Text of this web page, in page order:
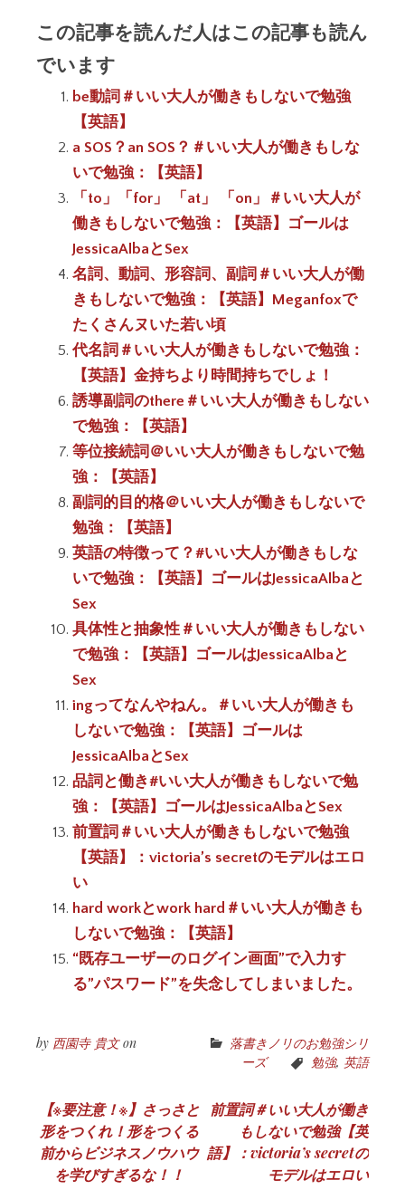
この記事を読んだ人はこの記事も読ん
でいます
be動詞＃いい大人が働きもしないで勉強
【英語】
a SOS？an SOS？＃いい大人が働きもしな
いで勉強：【英語】
「to」「for」 「at」 「on」＃いい大人が
働きもしないで勉強：【英語】ゴールは
JessicaAlbaとSex
名詞、動詞、形容詞、副詞＃いい大人が働
きもしないで勉強：【英語】Meganfoxで
たくさんヌいた若い頃
代名詞＃いい大人が働きもしないで勉強：
【英語】金持ちより時間持ちでしょ！
誘導副詞のthere＃いい大人が働きもしない
で勉強：【英語】
等位接続詞＠いい大人が働きもしないで勉
強：【英語】
副詞的目的格＠いい大人が働きもしないで
勉強：【英語】
英語の特徴って？#いい大人が働きもしな
いで勉強：【英語】ゴールはJessicaAlbaと
Sex
具体性と抽象性＃いい大人が働きもしない
で勉強：【英語】ゴールはJessicaAlbaと
Sex
ingってなんやねん。＃いい大人が働きも
しないで勉強：【英語】ゴールは
JessicaAlbaとSex
品詞と働き#いい大人が働きもしないで勉
強：【英語】ゴールはJessicaAlbaとSex
前置詞＃いい大人が働きもしないで勉強
【英語】：victoria’s secretのモデルはエロ
い
hard workとwork hard＃いい大人が働きも
しないで勉強：【英語】
“既存ユーザーのログイン画面”で入力す
る”パスワード”を失念してしまいました。
by 西園寺 貴文on
落書きノリのお勉強シリ
ーズ
勉強, 英語
投
稿
ナ
【※要注意！※】さっさと
形をつくれ！形をつくる
前からビジネスノウハウ
を学びすぎるな！！
前置詞＃いい大人が働き
もしないで勉強【英
語】：victoria’s secretの
モデルはエロい